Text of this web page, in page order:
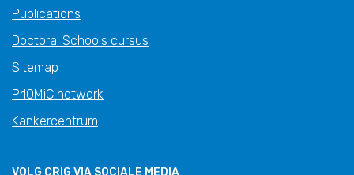
Publications
Doctoral Schools cursus
Sitemap
PrIOMiC network
Kankercentrum
VOLG CRIG VIA SOCIALE MEDIA